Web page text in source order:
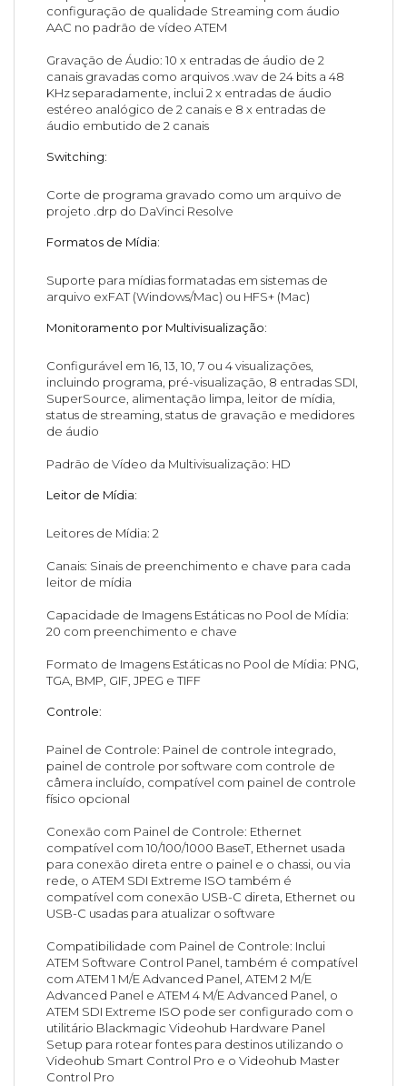
configuração de qualidade Streaming com áudio
AAC no padrão de vídeo ATEM
Gravação de Áudio: 10 x entradas de áudio de 2
canais gravadas como arquivos .wav de 24 bits a 48
KHz separadamente, inclui 2 x entradas de áudio
estéreo analógico de 2 canais e 8 x entradas de
áudio embutido de 2 canais
Switching:
Corte de programa gravado como um arquivo de
projeto .drp do DaVinci Resolve
Formatos de Mídia:
Suporte para mídias formatadas em sistemas de
arquivo exFAT (Windows/Mac) ou HFS+ (Mac)
Monitoramento por Multivisualização:
Configurável em 16, 13, 10, 7 ou 4 visualizações,
incluindo programa, pré-visualização, 8 entradas SDI,
SuperSource, alimentação limpa, leitor de mídia,
status de streaming, status de gravação e medidores
de áudio
Padrão de Vídeo da Multivisualização: HD
Leitor de Mídia:
Leitores de Mídia: 2
Canais: Sinais de preenchimento e chave para cada
leitor de mídia
Capacidade de Imagens Estáticas no Pool de Mídia:
20 com preenchimento e chave
Formato de Imagens Estáticas no Pool de Mídia: PNG,
TGA, BMP, GIF, JPEG e TIFF
Controle:
Painel de Controle: Painel de controle integrado,
painel de controle por software com controle de
câmera incluído, compatível com painel de controle
físico opcional
Conexão com Painel de Controle: Ethernet
compatível com 10/100/1000 BaseT, Ethernet usada
para conexão direta entre o painel e o chassi, ou via
rede, o ATEM SDI Extreme ISO também é
compatível com conexão USB-C direta, Ethernet ou
USB-C usadas para atualizar o software
Compatibilidade com Painel de Controle: Inclui
ATEM Software Control Panel, também é compatível
com ATEM 1 M/E Advanced Panel, ATEM 2 M/E
Advanced Panel e ATEM 4 M/E Advanced Panel, o
ATEM SDI Extreme ISO pode ser configurado com o
utilitário Blackmagic Videohub Hardware Panel
Setup para rotear fontes para destinos utilizando o
Videohub Smart Control Pro e o Videohub Master
Control Pro